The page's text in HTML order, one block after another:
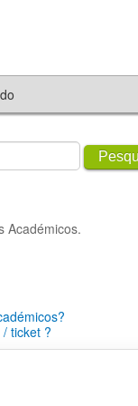
Académicos.
ticket ?